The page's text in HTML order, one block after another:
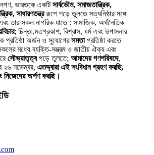
ভারতকে একটিসার্বভৌম, সমাজতান্ত্রিক,
সাধারণতন্ত্ররূপে গড়ে তুলতে সত্যনিষ্ঠার সঙ্গে
তার সকল নাগরিক যাতে : সামাজিক, অর্থনৈতিক
; চিন্তা,মতপ্রকাশ, বিশ্বাস, ধর্ম এবং উপাসনার
প্রতিষ্ঠা অর্জন ও সুযোগেরসমতাপ্রতিষ্ঠা করতে
মধ্যে ব্যক্তি-সম্ভ্রম ও জাতীয় ঐক্য এবং
সৌভ্রাতৃত্বগড়ে তুলতে; আমাদের গণপরিষদে,
নভেম্বর, এতদ্দ্বারা এই সংবিধান গ্রহণ করছি,
নিজেদের অর্পণ করছি।